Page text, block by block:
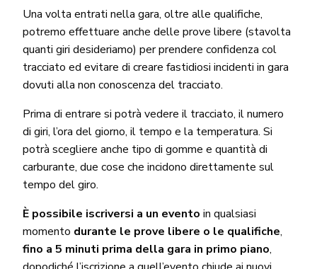
Una volta entrati nella gara, oltre alle qualifiche,
potremo effettuare anche delle prove libere (stavolta
quanti giri desideriamo) per prendere confidenza col
tracciato ed evitare di creare fastidiosi incidenti in gara
dovuti alla non conoscenza del tracciato.
Prima di entrare si potrà vedere il tracciato, il numero
di giri, l’ora del giorno, il tempo e la temperatura. Si
potrà scegliere anche tipo di gomme e quantità di
carburante, due cose che incidono direttamente sul
tempo del giro.
È possibile iscriversi a un eventoin qualsiasi
momento durante le prove libere o le qualifiche,
fino a 5 minuti prima della gara in primo piano,